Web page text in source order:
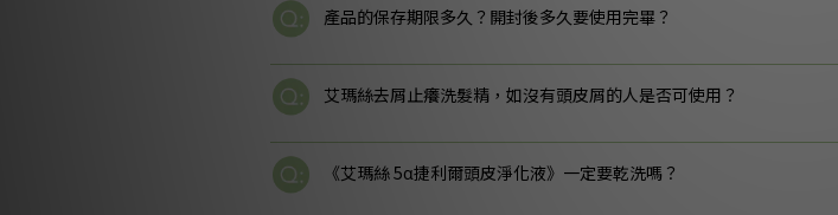
產品的保存期限多久？開封後多久要使用完畢？
艾瑪絲去屑止癢洗髮精，如沒有頭皮屑的人是否可使用？
《艾瑪絲 5α捷利爾頭皮淨化液》一定要乾洗嗎？